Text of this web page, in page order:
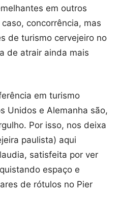
em outros
concorrência, mas
de turismo cervejeiro no
de atrair ainda mais
em turismo
Unidos e Alemanha são,
Por isso, nos deixa
paulista) aqui
satisfeita por ver
espaço e
de rótulos no Pier